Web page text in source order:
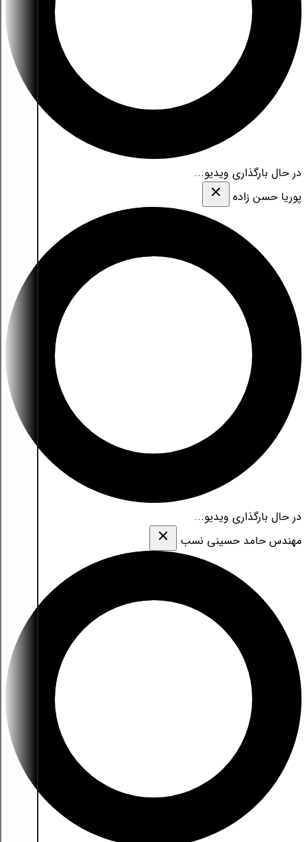
در حال بارگذاری ویدیو...
پوریا حسن زاده
در حال بارگذاری ویدیو...
مهندس حامد حسینی نسب